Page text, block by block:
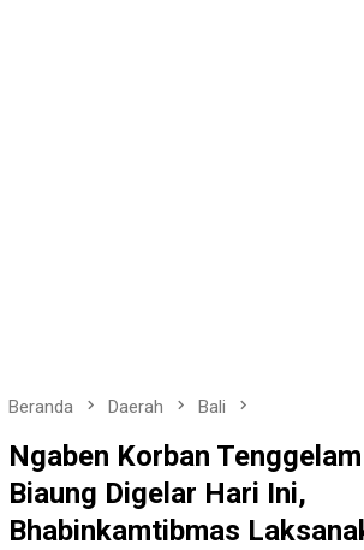
Beranda Daerah Bali
Ngaben Korban
Biaung Digelar Hari Ini,
Bhabinkamtibmas